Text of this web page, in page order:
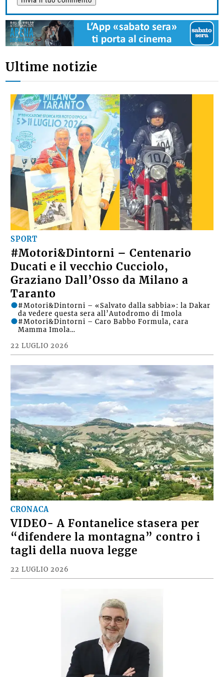
Ultime notizie
SPORT
#Motori&Dintorni – Centenario
Ducati e il vecchio Cucciolo,
Graziano Dall’Osso da Milano a
Taranto
22 LUGLIO 2026
#Motori&Dintorni – «Salvato dalla sabbia»: la Dakar
da vedere questa sera all’Autodromo di Imola
#Motori&Dintorni – Caro Babbo Formula, cara
Mamma Imola…
CRONACA
VIDEO- A Fontanelice stasera per
“difendere la montagna” contro i
tagli della nuova legge
22 LUGLIO 2026